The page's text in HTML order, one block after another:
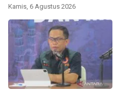
Kamis, 6 Agustus 2026